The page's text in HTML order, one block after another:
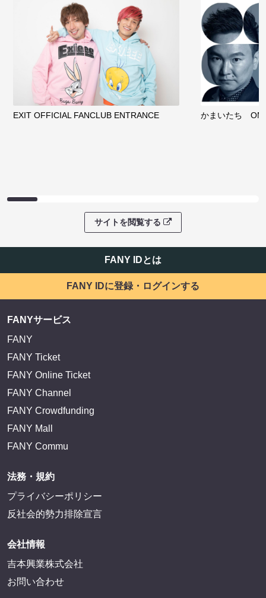
EXIT OFFICIAL FANCLUB ENTRANCE かまいたち
サイトを閲覧する
FANY IDとは
FANY IDに登録・ログインする
FANYサービス
FANY
FANY Ticket
FANY Online Ticket
FANY Channel
FANY Crowdfunding
FANY Mall
FANY Commu
法務・規約
プライバシーポリシー
反社会的勢力排除宣言
会社情報
吉本興業株式会社
お問い合わせ